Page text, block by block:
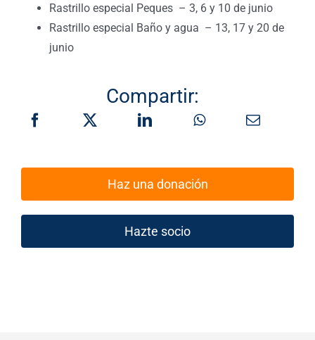
Rastrillo especial Peques – 3, 6 y 10 de junio
Rastrillo especial Baño y agua – 13, 17 y 20 de
junio
Compartir:
Haz una donación
Hazte socio